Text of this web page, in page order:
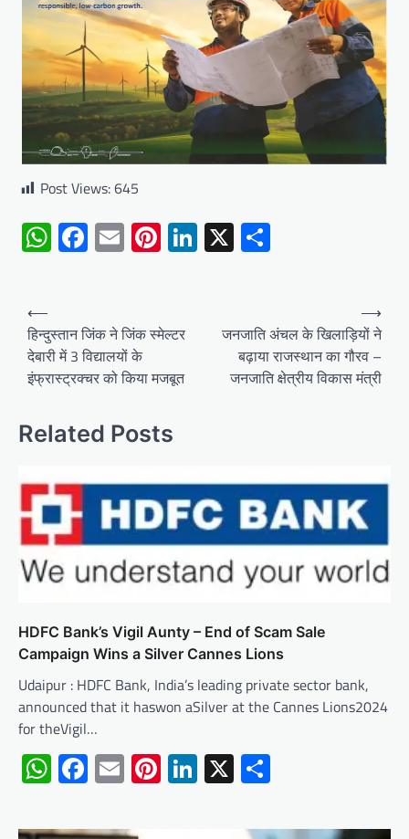
Post Views:645
WhatsApp
Facebook
EmailPinterest
LinkedIn
X
Post
navigation
⟵
हिन्दुस्तान जिंक ने जिंक स्मेल्टर
देबारी में 3 विद्यालयों के
इंफ्रास्ट्रक्चर को किया मजबूत
जनजाति अंचल के खिलाड़ियों ने
बढ़ाया राजस्थान का गौरव –
जनजाति क्षेत्रीय विकास मंत्री
⟶
Related Posts
HDFC Bank’s Vigil Aunty – End of Scam Sale
Campaign Wins a Silver Cannes Lions
Udaipur : HDFC Bank, India’s leading private sector bank,
announced that it haswon aSilver at the Cannes Lions2024
for theVigil…
WhatsApp
Facebook
EmailPinterest
LinkedIn
X